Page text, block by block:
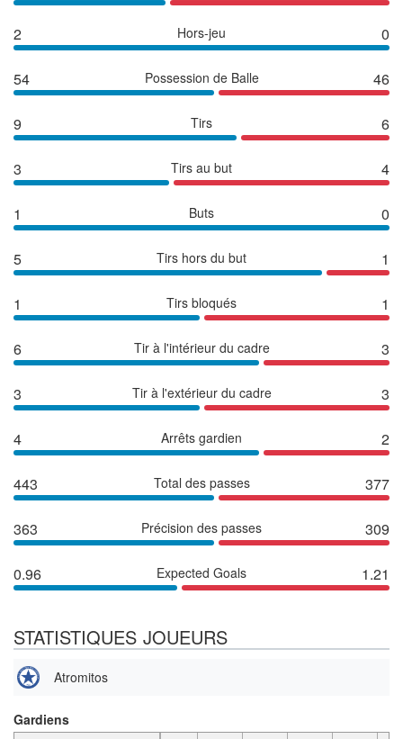
2 Hors-jeu 0
54 Possession de Balle 46
9 Tirs 6
3 Tirs au but 4
1 Buts 0
5 Tirs hors du but 1
1 Tirs bloqués 1
6 Tir à l'intérieur du cadre 3
3 Tir à l'extérieur du cadre 3
4 Arrêts gardien 2
443 Total des passes 377
363 Précision des passes 309
0.96 Expected Goals 1.21
STATISTIQUES JOUEURS
Atromitos
Gardiens